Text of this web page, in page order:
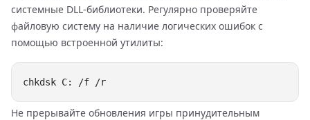
системные DLL-библиотеки. Регулярно проверяйте
файловую систему на наличие логических ошибок с
помощью встроенной утилиты:
Не прерывайте обновления игры принудительным